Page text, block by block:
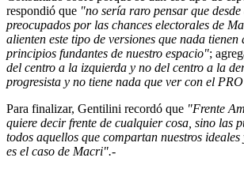
respondió que "no sería raro pensar que desde
preocupados por las chances electorales de
alienten este tipo de versiones que nada tienen
principios fundantes de nuestro espacio";
del centro a la izquierda y no del centro a la
progresista y no tiene nada que ver con el
Para finalizar, Gentilini recordó que "Frente
quiere decir frente de cualquier cosa, sino las
todos aquellos que compartan nuestros
es el caso de Macri".-